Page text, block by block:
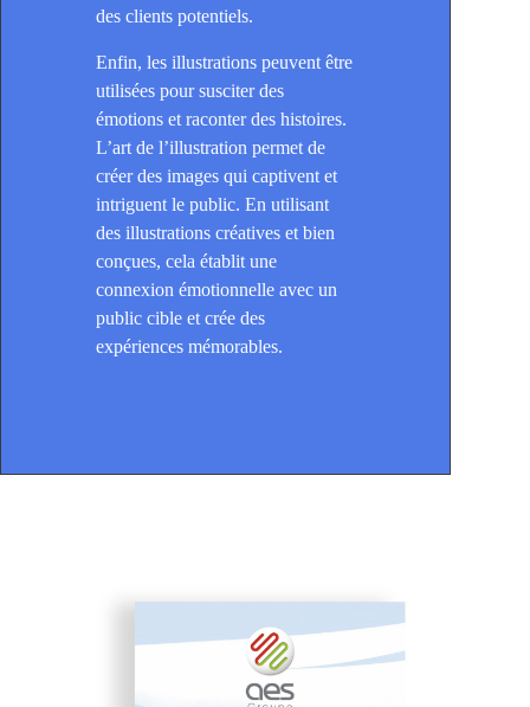
des clients potentiels.
Enfin, les illustrations peuvent être
utilisées pour susciter des
émotions et raconter des histoires.
L’art de l’illustration permet de
créer des images qui captivent et
intriguent le public. En utilisant
des illustrations créatives et bien
conçues, cela établit une
connexion émotionnelle avec un
public cible et crée des
expériences mémorables.